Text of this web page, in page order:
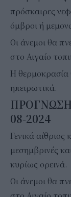
πρόσκαιρες
όμβροι ή
Οι άνεμοι θα
στο Αιγαίο
Η θερμοκρασία
ηπειρωτικά.
08-2024
Γενικά αίθριος
μεσημβρινές
κυρίως ορεινά.
Οι άνεμοι θα